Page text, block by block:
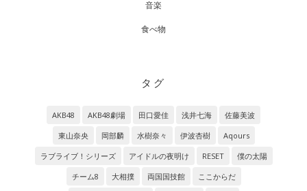
音楽
食べ物
タグ
AKB48 AKB48劇場 田口愛佳 浅井七海
佐藤美波
東山奈央
岡部麟 水樹奈々 伊波杏樹
Aqours
ラブライブ！シリーズ
アイドルの夜明け RESET
僕の太陽
チーム8
大相撲 両国国技館
ここからだ